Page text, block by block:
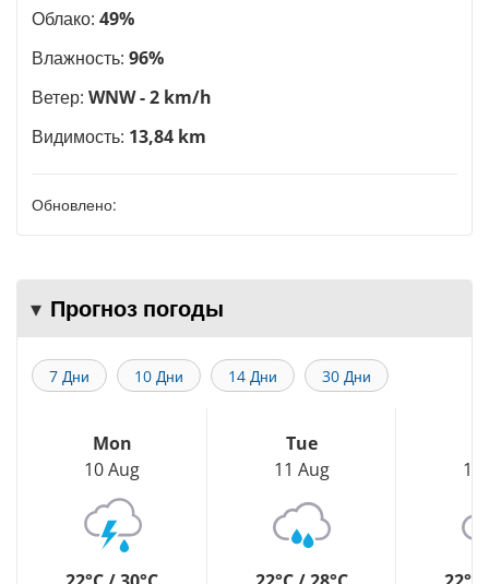
Облако: 49%
Влажность: 96%
Ветер: WNW - 2 km/h
Видимость: 13,84 km
Обновлено:
Прогноз погоды
7 Дни 10 Дни 14 Дни 30 Дни
Mon
10 Aug
Tue
11 Aug
12